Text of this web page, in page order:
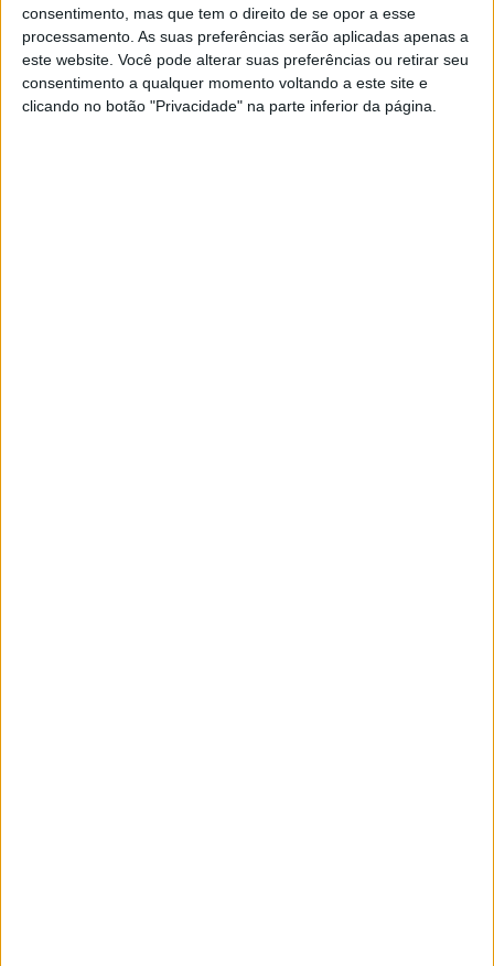
consentimento, mas que tem o direito de se opor a esse
processamento. As suas preferências serão aplicadas apenas a
este website. Você pode alterar suas preferências ou retirar seu
consentimento a qualquer momento voltando a este site e
clicando no botão "Privacidade" na parte inferior da página.
10A Deloitte e a implosão do Ministério da
Educação